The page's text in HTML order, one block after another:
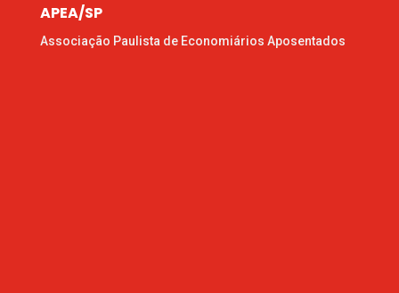
APEA/SP
Associação Paulista de Economiários Aposentados